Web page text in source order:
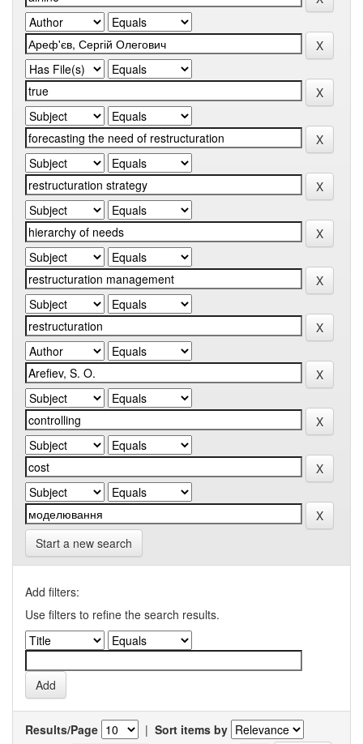
Start a new search
Add filters:
Use filters to refine the search results.
Results/Page | Sort items by